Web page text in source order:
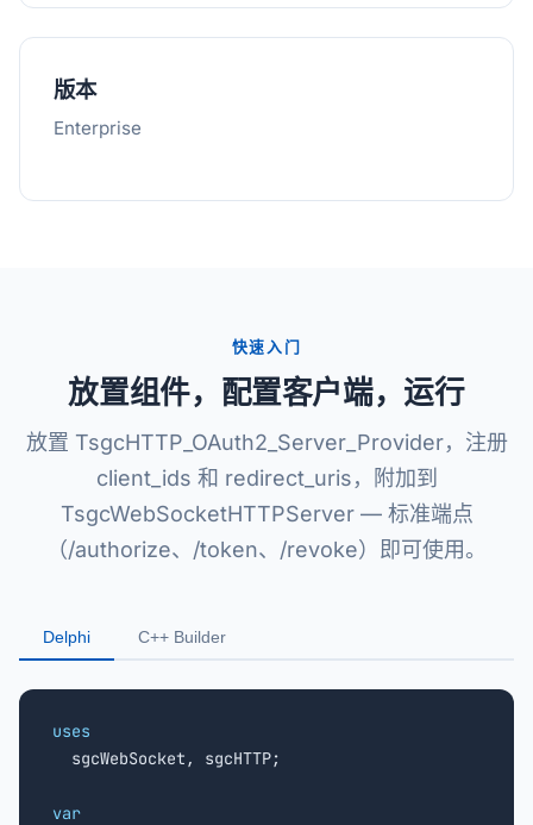
版本
Enterprise
快速入门
放置组件，配置客户端，运行
放置 TsgcHTTP_OAuth2_Server_Provider，注册
client_ids 和 redirect_uris，附加到
TsgcWebSocketHTTPServer — 标准端点
（/authorize、/token、/revoke）即可使用。
Delphi C++ Builder
uses
sgcWebSocket, sgcHTTP;
var